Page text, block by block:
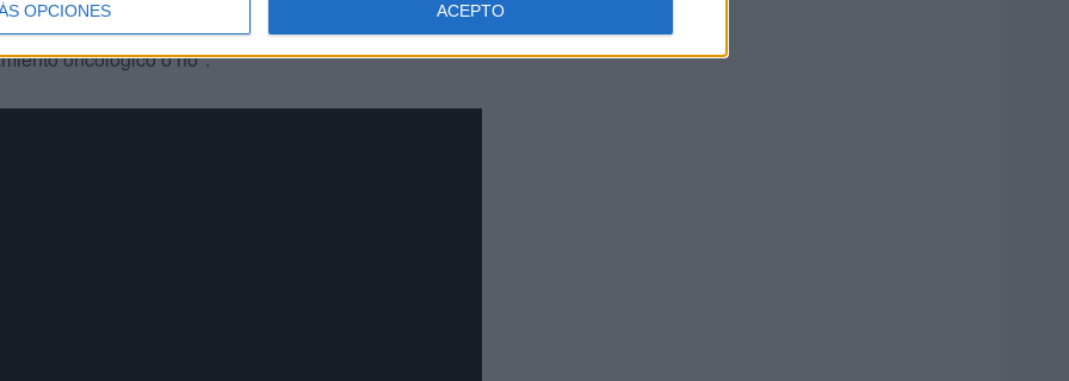
OPCIONES ACEPTO
Ceuta, Pedro Ballesteros, añade que "vacunarse
oncológico o no".